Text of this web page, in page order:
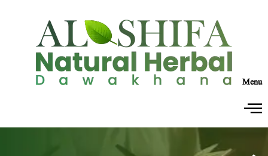
Menu